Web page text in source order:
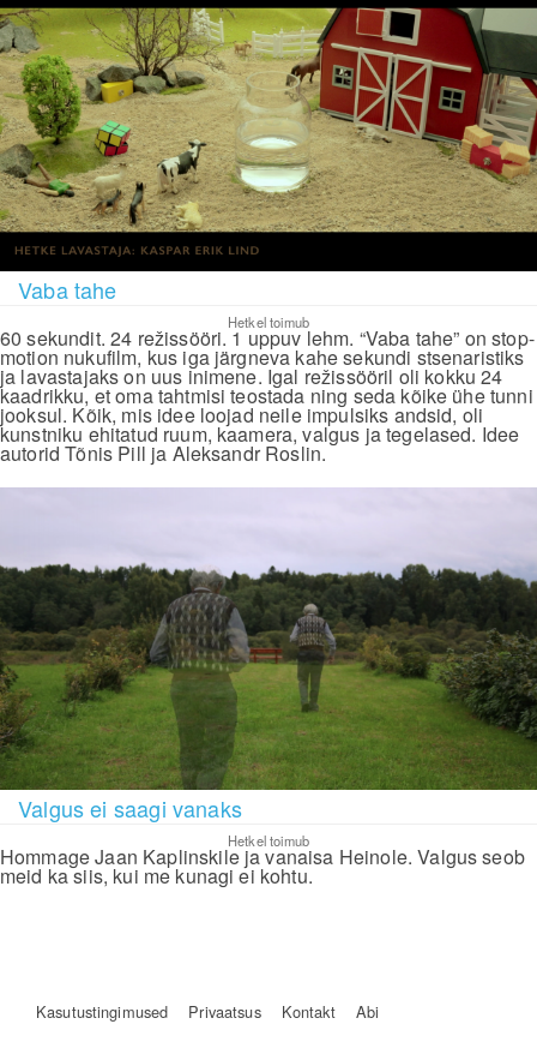
Vaba tahe
Hetkel toimub
60 sekundit. 24 režissööri. 1 uppuv lehm. “Vaba tahe” on stop-
motion nukufilm, kus iga järgneva kahe sekundi stsenaristiks
ja lavastajaks on uus inimene. Igal režissööril oli kokku 24
kaadrikku, et oma tahtmisi teostada ning seda kõike ühe tunni
jooksul. Kõik, mis idee loojad neile impulsiks andsid, oli
kunstniku ehitatud ruum, kaamera, valgus ja tegelased. Idee
autorid Tõnis Pill ja Aleksandr Roslin.
Valgus ei saagi vanaks
Hetkel toimub
Hommage Jaan Kaplinskile ja vanaisa Heinole. Valgus seob
meid ka siis, kui me kunagi ei kohtu.
Kasutustingimused Privaatsus Kontakt Abi